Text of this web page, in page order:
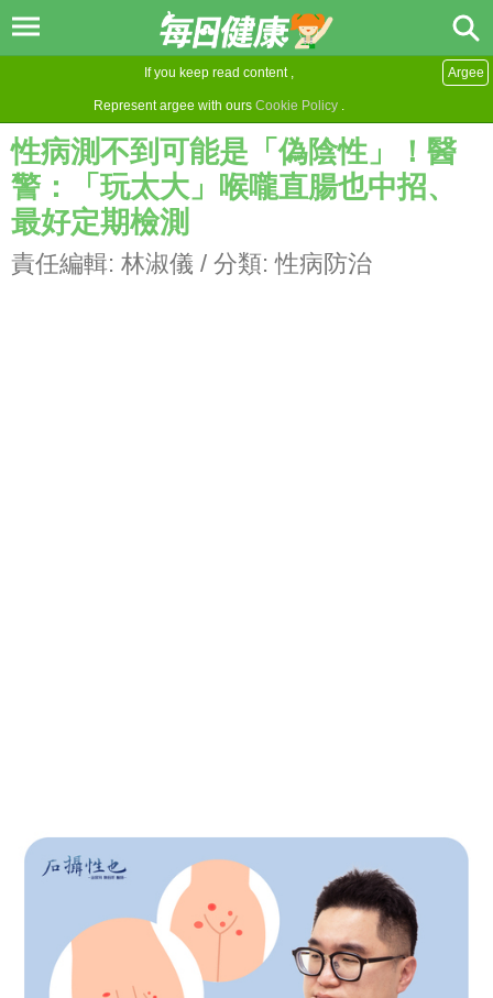
If you keep read content ,
Represent argee with ours Cookie Policy .
Argee
性病測不到可能是「偽陰性」！醫
警：「玩太大」喉嚨直腸也中招、
最好定期檢測
責任編輯: 林淑儀 / 分類: 性病防治